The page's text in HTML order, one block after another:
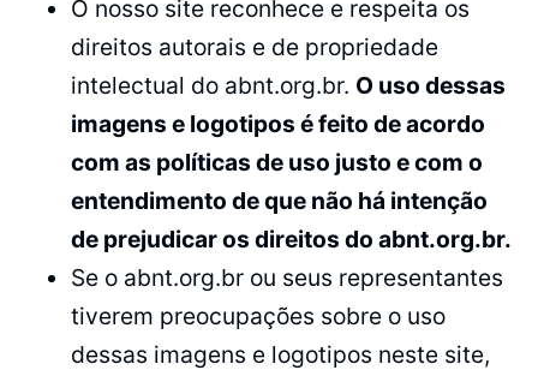
O nosso site reconhece e respeita os
direitos autorais e de propriedade
intelectual do abnt.org.br. O uso dessas
imagens e logotipos é feito de acordo
com as políticas de uso justo e com o
entendimento de que não há intenção
de prejudicar os direitos do abnt.org.br.
Se o abnt.org.br ou seus representantes
tiverem preocupações sobre o uso
dessas imagens e logotipos neste site,